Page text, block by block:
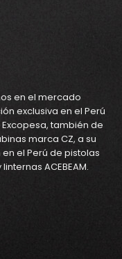
en el mercado
exclusiva en el Perú
también de
marca CZ, a su
el Perú de pistolas
ACEBEAM.